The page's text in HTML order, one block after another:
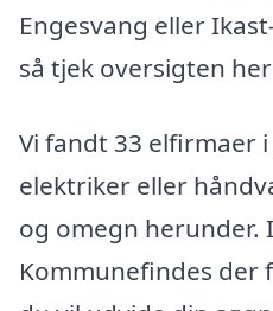
Engesvang eller
så tjek oversigten
Vi fandt 33 elfirmaer
elektriker eller
og omegn herunder.
Kommunefindes der